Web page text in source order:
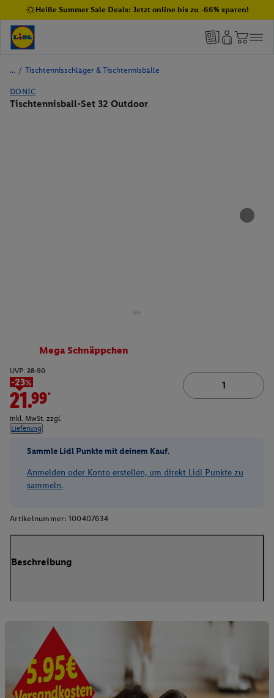
Heiße Summer Sale Deals: Jetzt online bis zu -66% sparen!
/ Tischtennisschläger & Tischtennisbälle
DONIC
Tischtennisball-Set 32 Outdoor
Mega Schnäppchen
UVP: 28.90
-23%
21.99*
inkl. MwSt. zzgl.
Lieferung
Sammle Lidl Punkte mit deinem Kauf.
Anmelden oder Konto erstellen, um direkt Lidl Punkte zu
sammeln.
Artikelnummer: 100407634
Beschreibung